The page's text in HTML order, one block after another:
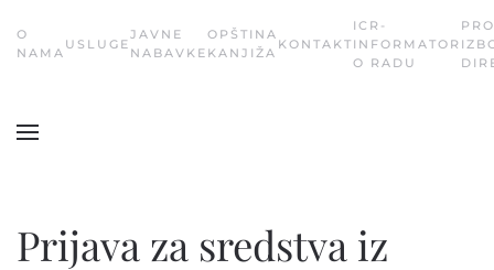
Skip
О
NAMA
USLUGE
JAVNE
NABAVKE
OPŠTINA
KANJIŽA
KONTAKT
ICR-
INFORMATOR
O RADU
Prijava za sredstva iz